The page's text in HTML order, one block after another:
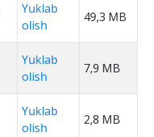
Yuklab
olish
49,3 MB
Yuklab
olish
7,9 MB
Yuklab
olish
2,8 MB